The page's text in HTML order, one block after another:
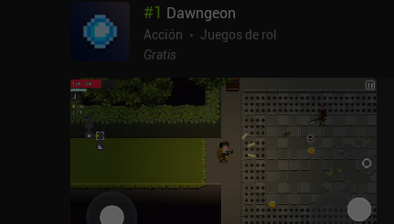
#1 Dawngeon
Acción
Juegos de rol
Gratis